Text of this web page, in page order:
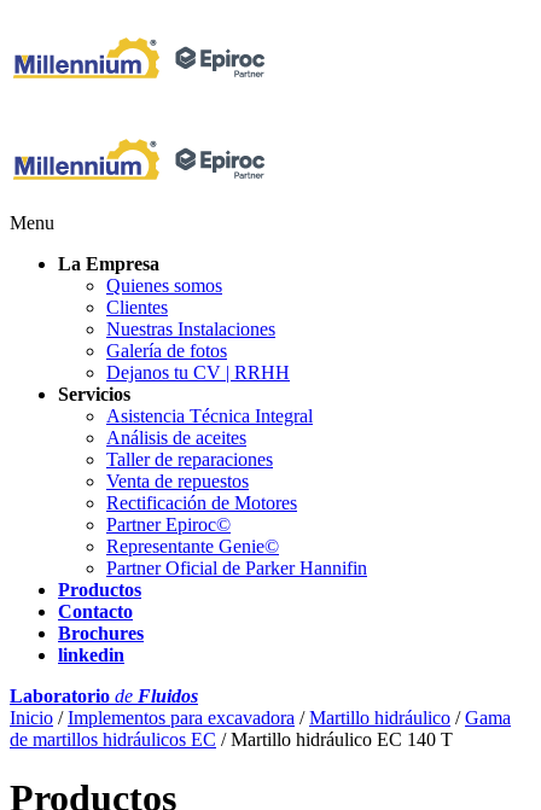
Menu
La Empresa
Quienes somos
Clientes
Nuestras Instalaciones
Galería de fotos
Dejanos tu CV | RRHH
Servicios
Asistencia Técnica Integral
Análisis de aceites
Taller de reparaciones
Venta de repuestos
Rectificación de Motores
Partner Epiroc©
Representante Genie©
Partner Oficial de Parker Hannifin
Productos
Contacto
Brochures
linkedin
Laboratorio de Fluidos
Inicio /Implementos para excavadora /Martillo hidráulico /Gama
de martillos hidráulicos EC / Martillo hidráulico EC 140 T
Productos